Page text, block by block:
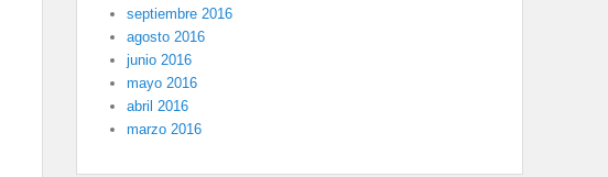
septiembre 2016
agosto 2016
junio 2016
mayo 2016
abril 2016
marzo 2016